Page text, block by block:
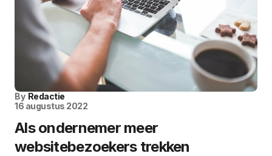
By Redactie
16 augustus 2022
Als ondernemer meer
websitebezoekers trekken